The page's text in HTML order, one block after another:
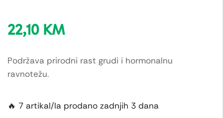
22,10 KM
Podržava prirodni rast grudi i hormonalnu
ravnotežu.
🔥 7 artikal/la prodano zadnjih 3 dana